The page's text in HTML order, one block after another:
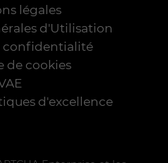
légales
d'Utilisation
confidentialité
de cookies
d'excellence